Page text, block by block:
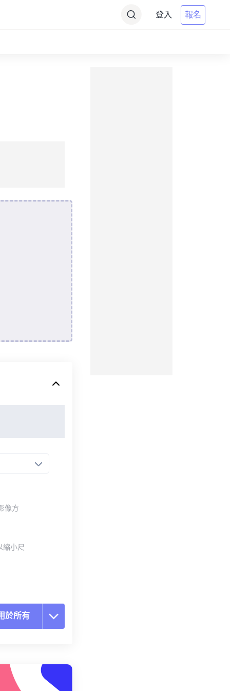
登入 報名
像方
縮小尺
於所有
設